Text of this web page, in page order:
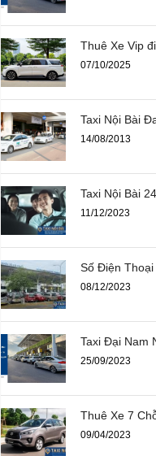
Thuê Xe Vip
07/10/2025
Taxi Nội Bài
14/08/2013
Taxi Nội Bài
11/12/2023
Số Điện Thoại
08/12/2023
Taxi Đại Nam
25/09/2023
Thuê Xe 7
09/04/2023